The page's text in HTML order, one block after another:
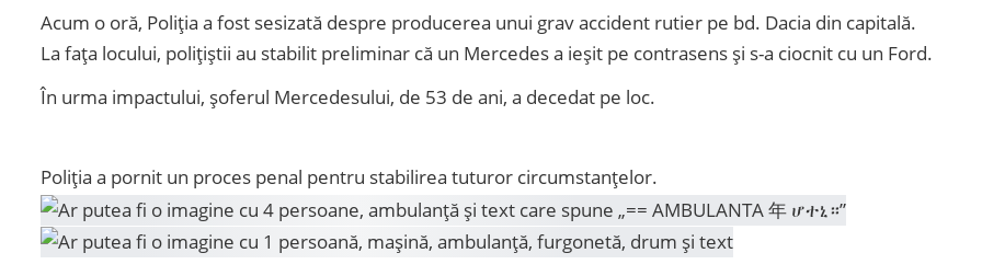
Acum o oră, Poliția a fost sesizată despre producerea unui gravaccident rutier pe bd. Dacia din capitală.
La fața locului, polițiștii au stabilit preliminar că un Mercedes a ieșit pe contrasens și s-a ciocnit cu un Ford.
În urma impactului, șoferul Mercedesului, de 53 de ani, a decedat pe loc.
Poliția a pornit un proces penal pentru stabilirea tuturor circumstanțelor.